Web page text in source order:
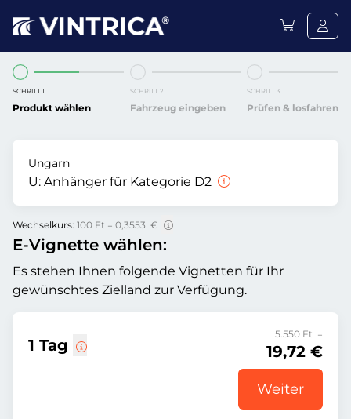
SCHRITT 1
Produkt wählen
SCHRITT 2
Fahrzeug eingeben
SCHRITT 3
Prüfen & losfahren
Ungarn
U: Anhänger für Kategorie D2
Wechselkurs: 100 Ft = 0,3553 €
E-Vignette wählen:
Es stehen Ihnen folgende Vignetten für Ihr
gewünschtes Zielland zur Verfügung.
1 Tag
5.550 Ft =
19,72 €
Weiter